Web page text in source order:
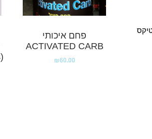
פחם איכותי
ACTIVATED CARB
₪60.00
(Bio Balls) 10 ליטר